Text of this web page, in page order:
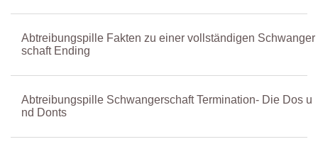
Abtreibungspille Fakten zu einer vollständigen Schwanger
schaft Ending
Abtreibungspille Schwangerschaft Termination- Die Dos u
nd Donts